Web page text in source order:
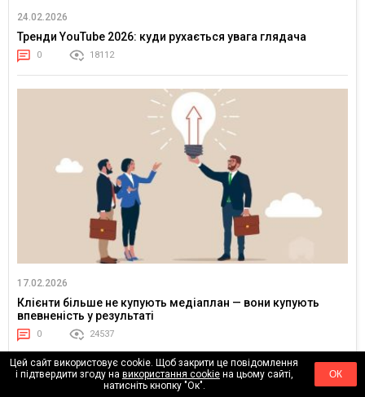
24.02.2026
Тренди YouTube 2026: куди рухається увага глядача
0 18112
17.02.2026
Клієнти більше не купують медіаплан — вони купують
впевненість у результаті
0 24537
Цей сайт використовує cookie. Щоб закрити це повідомлення
і підтвердити згоду на використання cookieна цьому сайті,
натисніть кнопку "Ок".
ОК